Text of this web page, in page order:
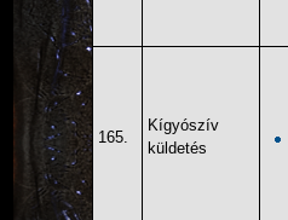
165.
Kígyószív
küldetés